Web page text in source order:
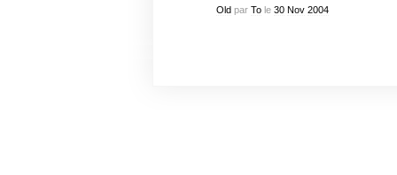
Oldpar Tole 30 Nov 2004